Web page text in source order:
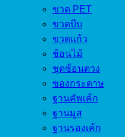
ขวด PET
ขวดบีบ
ขวดแก้ว
ช้อนไม้
ชุดช้อนตวง
ซองกระดาษ
ฐานคัพเค้ก
ฐานมูส
ฐานรองเค้ก